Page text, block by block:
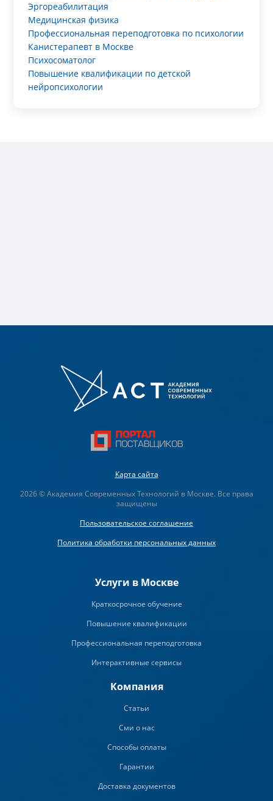
Эргореабилитация
Медицинская физика
Профессиональная переподготовка по психологии
Канистерапевт в Москве
Психосоматолог
Повышение квалификации по детской
нейропсихологии
Карта сайта
2026 © Академия Современных Технологий в Москве. Все права
защищены
Пользовательское соглашение
Политика обработки персональных данных
Услуги в Москве
Краткосрочное обучение
Повышение квалификации
Профессиональная переподготовка
Интерактивные сервисы
Компания
Статьи
Сми о нас
Способы оплаты
Гарантии
Доставка документов